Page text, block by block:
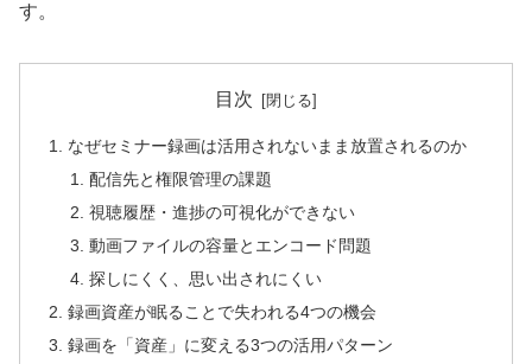
す。
目次
なぜセミナー録画は活用されないまま放置されるのか
配信先と権限管理の課題
視聴履歴・進捗の可視化ができない
動画ファイルの容量とエンコード問題
探しにくく、思い出されにくい
録画資産が眠ることで失われる4つの機会
録画を「資産」に変える3つの活用パターン